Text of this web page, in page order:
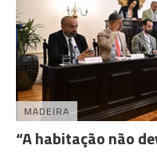
MADEIRA
“A habitação não